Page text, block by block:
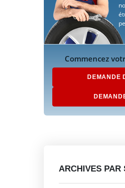
Commencez
DEMANDE
ARCHIVES PAR